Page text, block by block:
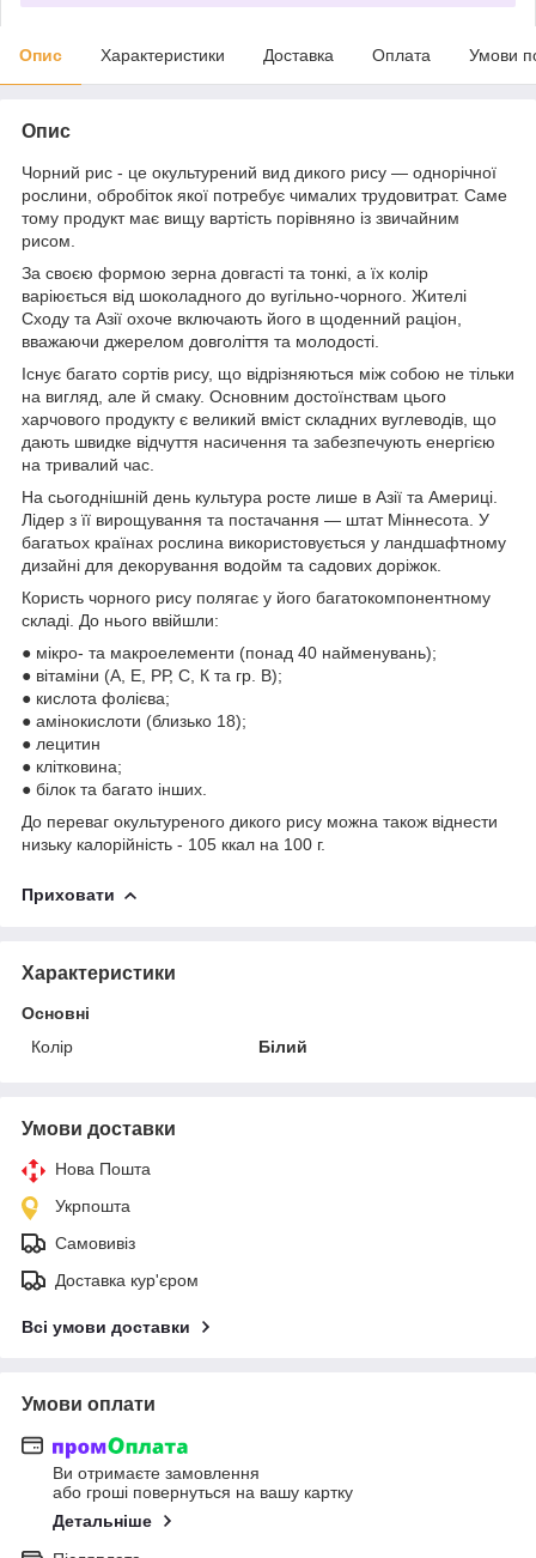
Опис Характеристики Доставка Оплата Умови
Опис
Чорний рис - це окультурений вид дикого рису — однорічної
рослини, обробіток якої потребує чималих трудовитрат. Саме
тому продукт має вищу вартість порівняно із звичайним
рисом.
За своєю формою зерна довгасті та тонкі, а їх колір
варіюється від шоколадного до вугільно-чорного. Жителі
Сходу та Азії охоче включають його в щоденний раціон,
вважаючи джерелом довголіття та молодості.
Існує багато сортів рису, що відрізняються між собою не тільки
на вигляд, але й смаку. Основним достоїнствам цього
харчового продукту є великий вміст складних вуглеводів, що
дають швидке відчуття насичення та забезпечують енергією
на тривалий час.
На сьогоднішній день культура росте лише в Азії та Америці.
Лідер з її вирощування та постачання — штат Міннесота. У
багатьох країнах рослина використовується у ландшафтному
дизайні для декорування водойм та садових доріжок.
Користь чорного рису полягає у його багатокомпонентному
складі. До нього ввійшли:
● мікро- та макроелементи (понад 40 найменувань);
● вітаміни (А, Е, РР, С, К та гр. В);
● кислота фолієва;
● амінокислоти (близько 18);
● лецитин
● клітковина;
● білок та багато інших.
До переваг окультуреного дикого рису можна також віднести
низьку калорійність - 105 ккал на 100 г.
Приховати
Характеристики
Основні
Колір
Білий
Умови доставки
Нова Пошта
Укрпошта
Самовивіз
Доставка кур'єром
Всі умови доставки
Умови оплати
Ви отримаєте замовлення
або гроші повернуться на вашу картку
Детальніше